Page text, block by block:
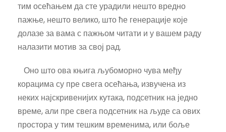
тим осећањем да сте урадили нешто вредно
пажње, нешто велико, што ће генерације које
долазе за вама с пажњом читати и у вашем раду
налазити мотив за свој рад.
Оно што ова књига љубоморно чува међу
корацима су пре свега осећања, извучена из
неких најскривенијих кутака, подсетник на једно
време, али пре свега подсетник на људе са ових
простора у тим тешким временима, или боље